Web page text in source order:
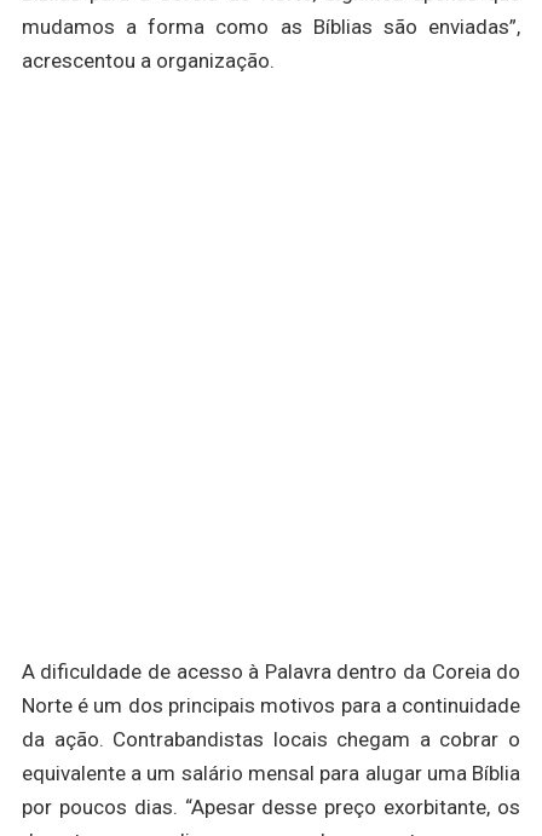
mudamos a forma como as Bíblias são enviadas”,
acrescentou a organização.
A dificuldade de acesso à Palavra dentro da Coreia do
Norte é um dos principais motivos para a continuidade
da ação. Contrabandistas locais chegam a cobrar o
equivalente a um salário mensal para alugar uma Bíblia
por poucos dias. “Apesar desse preço exorbitante, os